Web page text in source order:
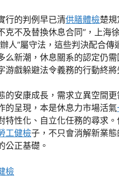
行的判例早已清供膳體檢楚
克不及替換休息合同”，上海
人”屬守法，這些判決配合
么新潮，休息關系的認定仍
游戲躲避法令義務的行動終將
的安康成長，需求立異空間
的呈現，本是休息力市場活氣
特性化、自立化任務的尋求
工健檢子，不只會消解新業
公正基礎。
檢